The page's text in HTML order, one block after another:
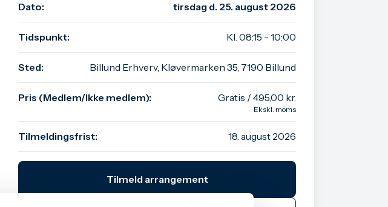
Dato: tirsdag d. 25. august 2026
Tidspunkt: Kl. 08:15 - 10:00
Sted: Billund Erhverv, Kløvermarken 35, 7190 Billund
Pris (Medlem/Ikke medlem): Gratis / 495,00 kr.
Ekskl. moms
Tilmeldingsfrist: 18. august 2026
Tilmeld arrangement